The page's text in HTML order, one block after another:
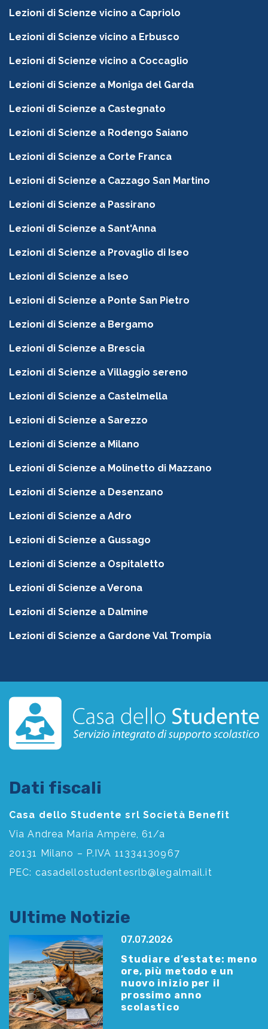
Lezioni di Scienze vicino a Capriolo
Lezioni di Scienze vicino a Erbusco
Lezioni di Scienze vicino a Coccaglio
Lezioni di Scienze a Moniga del Garda
Lezioni di Scienze a Castegnato
Lezioni di Scienze a Rodengo Saiano
Lezioni di Scienze a Corte Franca
Lezioni di Scienze a Cazzago San Martino
Lezioni di Scienze a Passirano
Lezioni di Scienze a Sant'Anna
Lezioni di Scienze a Provaglio di Iseo
Lezioni di Scienze a Iseo
Lezioni di Scienze a Ponte San Pietro
Lezioni di Scienze a Bergamo
Lezioni di Scienze a Brescia
Lezioni di Scienze a Villaggio sereno
Lezioni di Scienze a Castelmella
Lezioni di Scienze a Sarezzo
Lezioni di Scienze a Milano
Lezioni di Scienze a Molinetto di Mazzano
Lezioni di Scienze a Desenzano
Lezioni di Scienze a Adro
Lezioni di Scienze a Gussago
Lezioni di Scienze a Ospitaletto
Lezioni di Scienze a Verona
Lezioni di Scienze a Dalmine
Lezioni di Scienze a Gardone Val Trompia
Dati fiscali
Casa dello Studente srl Società Benefit
Via Andrea Maria Ampère, 61/a
20131 Milano – P.IVA 11334130967
PEC: casadellostudentesrlb@legalmail.it
Ultime Notizie
07.07.2026
Studiare d’estate: meno
ore, più metodo e un
nuovo inizio per il
prossimo anno
scolastico